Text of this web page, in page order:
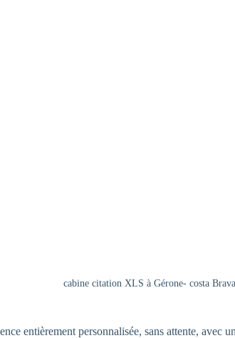
cabine citation XLS à Gérone- costa Brava
entièrement personnalisée, sans attente,